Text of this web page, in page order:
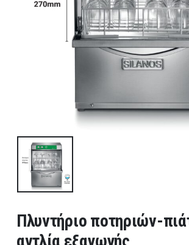
Πλυντήριο ποτηριών-